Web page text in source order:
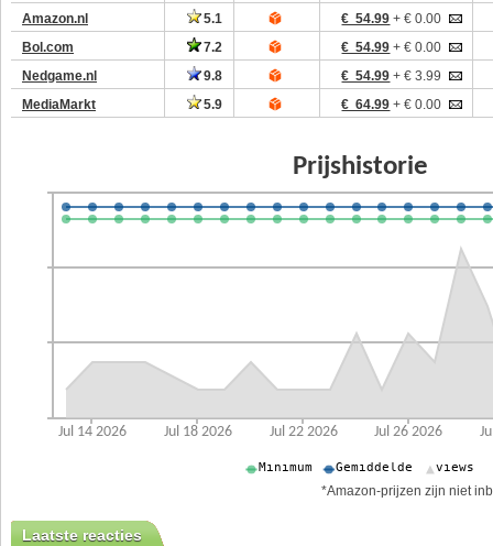
Amazon.nl
5.1 € 54.99 + € 0.00
Bol.com
7.2 € 54.99 + € 0.00
Nedgame.nl
9.8 € 54.99 + € 3.99
MediaMarkt
5.9 € 64.99 + € 0.00
*Amazon-prijzen zijn niet
Laatste reacties